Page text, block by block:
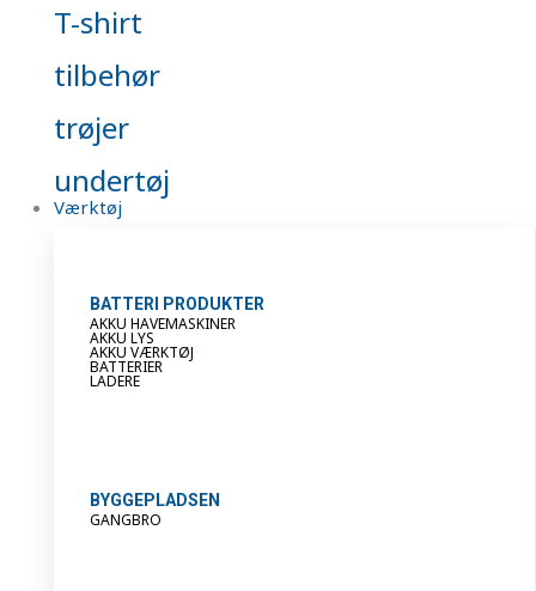
T-shirt
tilbehør
trøjer
undertøj
Værktøj
BATTERI PRODUKTER
AKKU HAVEMASKINER
AKKU LYS
AKKU VÆRKTØJ
BATTERIER
LADERE
BYGGEPLADSEN
GANGBRO